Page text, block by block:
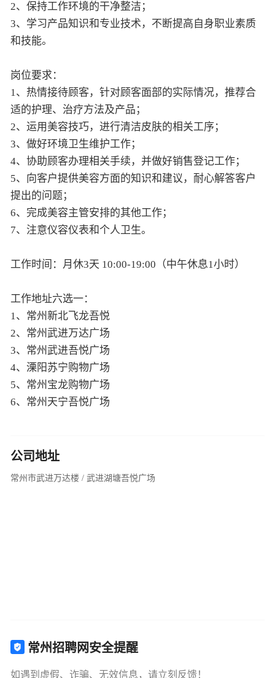
2、保持工作环境的干净整洁；
3、学习产品知识和专业技术，不断提高自身职业素质
和技能。
岗位要求：
1、热情接待顾客，针对顾客面部的实际情况，推荐合
适的护理、治疗方法及产品；
2、运用美容技巧，进行清洁皮肤的相关工序；
3、做好环境卫生维护工作；
4、协助顾客办理相关手续，并做好销售登记工作；
5、向客户提供美容方面的知识和建议，耐心解答客户
提出的问题；
6、完成美容主管安排的其他工作；
7、注意仪容仪表和个人卫生。
工作时间：月休3天 10:00-19:00（中午休息1小时）
工作地址六选一：
1、常州新北飞龙吾悦
2、常州武进万达广场
3、常州武进吾悦广场
4、溧阳苏宁购物广场
5、常州宝龙购物广场
6、常州天宁吾悦广场
公司地址
常州市武进万达楼 / 武进湖塘吾悦广场
常州招聘网安全提醒
如遇到虚假、诈骗、无效信息，请立刻反馈！